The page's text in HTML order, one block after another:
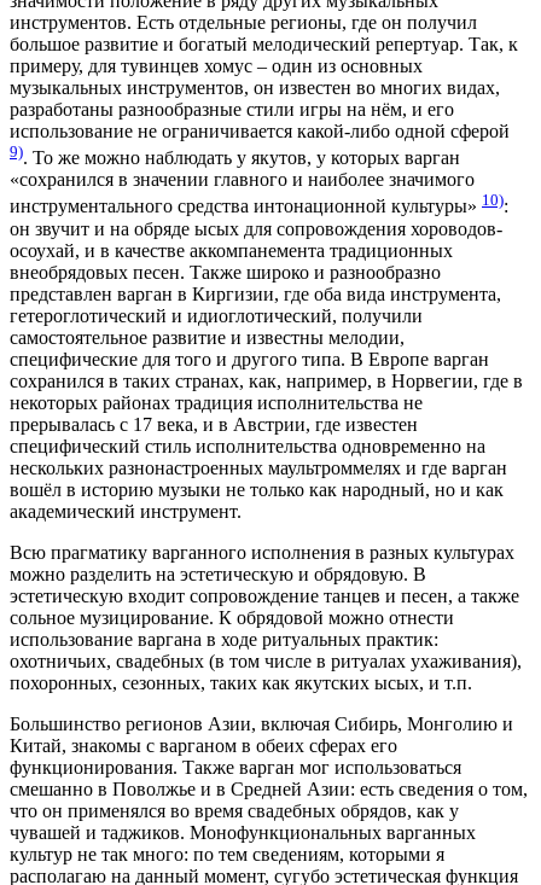
инструментов. Есть отдельные регионы, где он получил
большое развитие и богатый мелодический репертуар. Так, к
примеру, для тувинцев хомус – один из основных
музыкальных инструментов, он известен во многих видах,
разработаны разнообразные стили игры на нём, и его
использование не ограничивается какой-либо одной сферой
9). То же можно наблюдать у якутов, у которых варган
«сохранился в значении главного и наиболее значимого
инструментального средства интонационной культуры» 10):
он звучит и на обряде ысых для сопровождения хороводов-
осоухай, и в качестве аккомпанемента традиционных
внеобрядовых песен. Также широко и разнообразно
представлен варган в Киргизии, где оба вида инструмента,
гетероглотический и идиоглотический, получили
самостоятельное развитие и известны мелодии,
специфические для того и другого типа. В Европе варган
сохранился в таких странах, как, например, в Норвегии, где в
некоторых районах традиция исполнительства не
прерывалась с 17 века, и в Австрии, где известен
специфический стиль исполнительства одновременно на
нескольких разнонастроенных маультроммелях и где варган
вошёл в историю музыки не только как народный, но и как
академический инструмент.
Всю прагматику варганного исполнения в разных культурах
можно разделить на эстетическую и обрядовую. В
эстетическую входит сопровождение танцев и песен, а также
сольное музицирование. К обрядовой можно отнести
использование варгана в ходе ритуальных практик:
охотничьих, свадебных (в том числе в ритуалах ухаживания),
похоронных, сезонных, таких как якутских ысых, и т.п.
Большинство регионов Азии, включая Сибирь, Монголию и
Китай, знакомы с варганом в обеих сферах его
функционирования. Также варган мог использоваться
смешанно в Поволжье и в Средней Азии: есть сведения о том,
что он применялся во время свадебных обрядов, как у
чувашей и таджиков. Монофункциональных варганных
культур не так много: по тем сведениям, которыми я
располагаю на данный момент, сугубо эстетическая функция